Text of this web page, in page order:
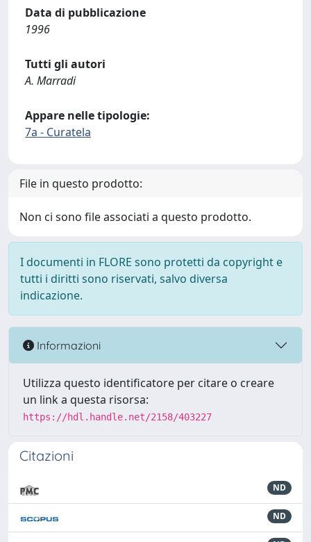
Data di pubblicazione
1996
Tutti gli autori
A. Marradi
Appare nelle tipologie:
7a - Curatela
File in questo prodotto:
Non ci sono file associati a questo prodotto.
I documenti in FLORE sono protetti da copyright e
tutti i diritti sono riservati, salvo diversa
indicazione.
Informazioni
Utilizza questo identificatore per citare o creare
un link a questa risorsa:
https://hdl.handle.net/2158/403227
Citazioni
ND
ND